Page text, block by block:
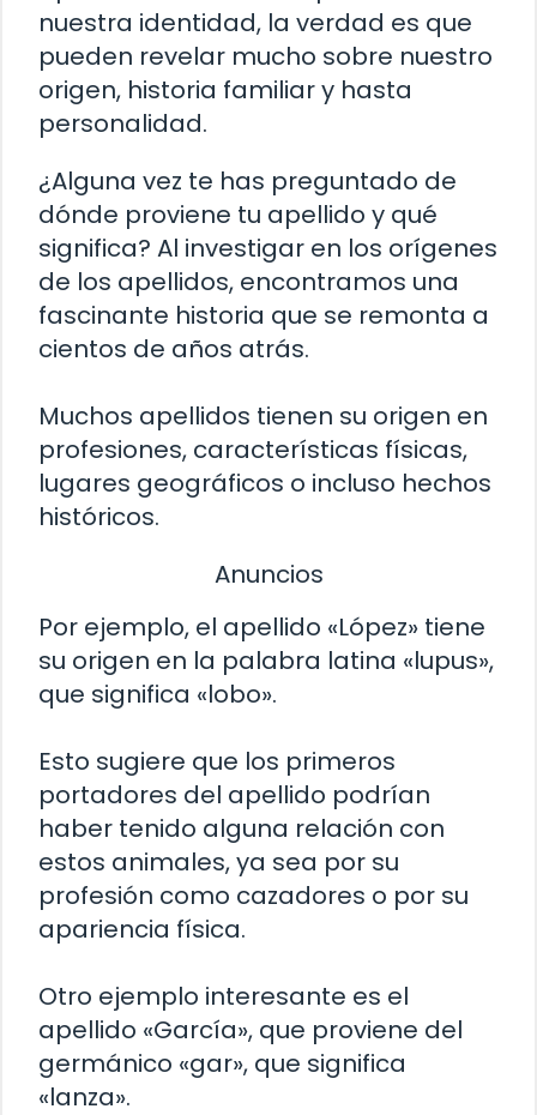
nuestra identidad, la verdad es que
pueden revelar mucho sobre nuestro
origen, historia familiar y hasta
personalidad.
¿Alguna vez te has preguntado de
dónde proviene tu apellido y qué
significa? Al investigar en los orígenes
de los apellidos, encontramos una
fascinante historia que se remonta a
cientos de años atrás.
Muchos apellidos tienen su origen en
profesiones, características físicas,
lugares geográficos o incluso hechos
históricos.
Anuncios
Por ejemplo, el apellido «López» tiene
su origen en la palabra latina «lupus»,
que significa «lobo».
Esto sugiere que los primeros
portadores del apellido podrían
haber tenido alguna relación con
estos animales, ya sea por su
profesión como cazadores o por su
apariencia física.
Otro ejemplo interesante es el
apellido «García», que proviene del
germánico «gar», que significa
«lanza».